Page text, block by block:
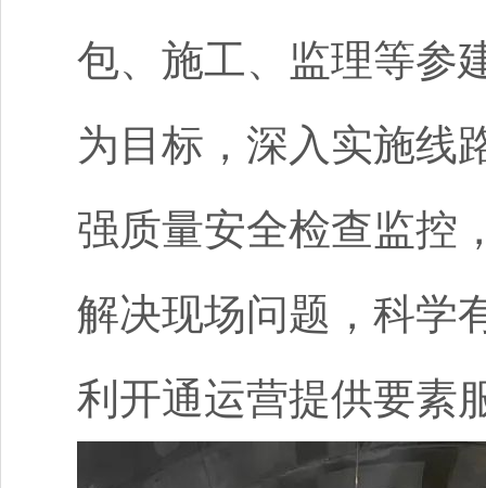
包、施工、监理等参
为目标，深入实施线
强质量安全检查监控
解决现场问题，科学
利开通运营提供要素